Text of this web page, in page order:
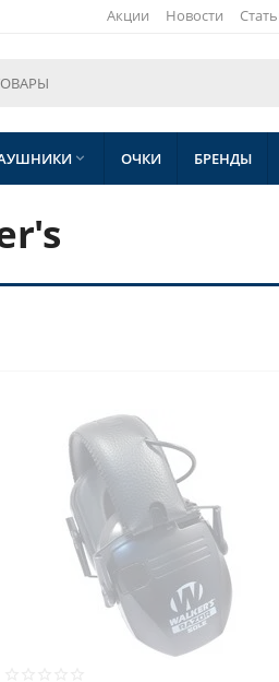
Акции Новости
 ОЧКИ БРЕНДЫ